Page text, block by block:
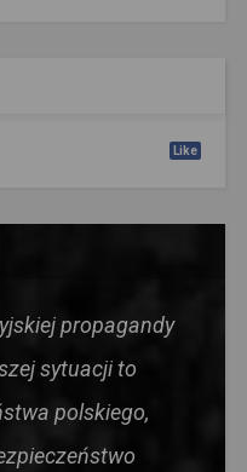
Like
propagandy
sytuacji to
polskiego,